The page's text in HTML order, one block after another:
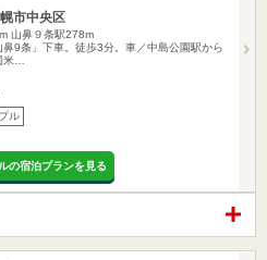
市中央区
山鼻９条駅278m
鼻9条」下車。徒歩3分。車／中島公園駅から
米…
ル
の宿泊プランを見る